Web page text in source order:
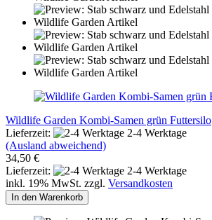
Wildlife Garden Kombi-Samen grün Futtersilo
Lieferzeit:
2-4 Werktage
(Ausland abweichend)
34,50 €
Lieferzeit:
2-4 Werktage
inkl. 19% MwSt. zzgl. Versandkosten
In den Warenkorb